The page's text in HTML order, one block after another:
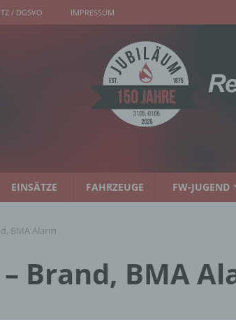
/ DGSVO IMPRESSUM
EINSÄTZE FAHRZEUGE FW-JUGEND
BMA Alarm
Brand, BMA